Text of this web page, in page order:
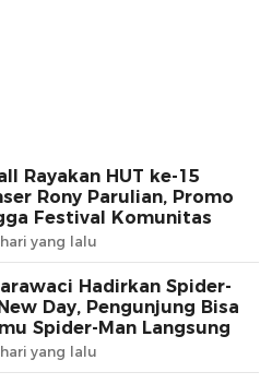
Rayakan HUT ke-15
Rony Parulian, Promo
Festival Komunitas
yang lalu
Hadirkan Spider-
Day, Pengunjung Bisa
Spider-Man Langsung
yang lalu